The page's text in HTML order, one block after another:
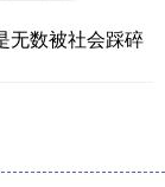
无数被社会踩碎